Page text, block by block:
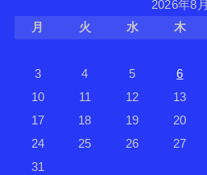
2026年8月
月
火 水 木
3
4 5 6
10
11 12 13
17
18 19 20
24
25 26 27
31